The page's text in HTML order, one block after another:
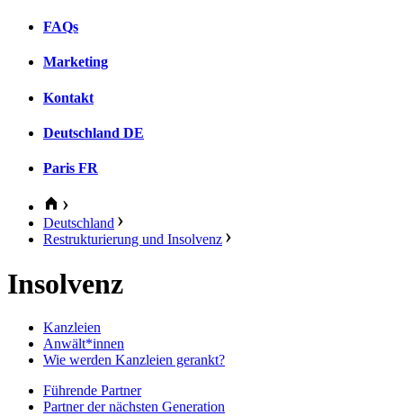
FAQs
Marketing
Kontakt
Deutschland DE
Paris FR
Deutschland
Restrukturierung und Insolvenz
Insolvenz
Kanzleien
Anwält*innen
Wie werden Kanzleien gerankt?
Führende Partner
Partner der nächsten Generation